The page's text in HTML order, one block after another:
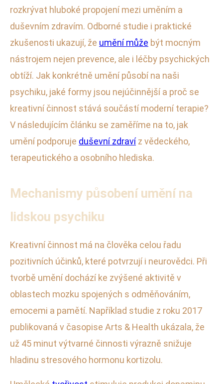
rozkrývat hluboké propojení mezi uměním a
duševním zdravím. Odborné studie i praktické
zkušenosti ukazují, že umění může být mocným
nástrojem nejen prevence, ale i léčby psychických
obtíží. Jak konkrétně umění působí na naši
psychiku, jaké formy jsou nejúčinnější a proč se
kreativní činnost stává součástí moderní terapie?
V následujícím článku se zaměříme na to, jak
umění podporuje duševní zdravíz vědeckého,
terapeutického a osobního hlediska.
Mechanismy působení umění na
lidskou psychiku
Kreativní činnost má na člověka celou řadu
pozitivních účinků, které potvrzují i neurovědci. Při
tvorbě umění dochází ke zvýšené aktivitě v
oblastech mozku spojených s odměňováním,
emocemi a pamětí. Například studie z roku 2017
publikovaná v časopise Arts & Health ukázala, že
už 45 minut výtvarné činnosti výrazně snižuje
hladinu stresového hormonu kortizolu.